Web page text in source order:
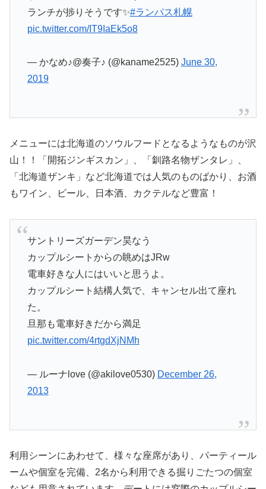
ランチが捗りそうです✨#ランパス札幌
pic.twitter.com/IT9IaEk5o8
— かなめ♪@奏子♪ (@kaname2525) June 30,
2019
メニューには北海道のソウルフードとなるようなものが沢
山！！「開拓ジンギスカン」、「釧路名物ザンタレ」、
「北海道ザンキ」など北海道では人気のものばかり、お酒
もワイン、ビール、日本酒、カクテルなど豊富！
サントリーズガーデン昊なう
カップルシートからの眺めはJRw
電車好きな人にはいいと思うよ。
カップルシート結構人気で、キャンセル出て座れ
た。
旦那も電車好きだから満足
pic.twitter.com/4rtgdXjNMh
— ルーナlove (@akilove0530) December 26,
2013
利用シーンにあわせて、様々な座席があり、パーティール
ームや個室を完備、2名から利用できる掘りごたつの個室